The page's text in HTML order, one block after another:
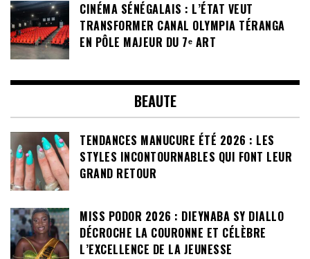
CINÉMA SÉNÉGALAIS : L’ÉTAT VEUT
TRANSFORMER CANAL OLYMPIA TÉRANGA
EN PÔLE MAJEUR DU 7ᵉ ART
BEAUTE
TENDANCES MANUCURE ÉTÉ 2026 : LES
STYLES INCONTOURNABLES QUI FONT LEUR
GRAND RETOUR
MISS PODOR 2026 : DIEYNABA SY DIALLO
DÉCROCHE LA COURONNE ET CÉLÈBRE
L’EXCELLENCE DE LA JEUNESSE